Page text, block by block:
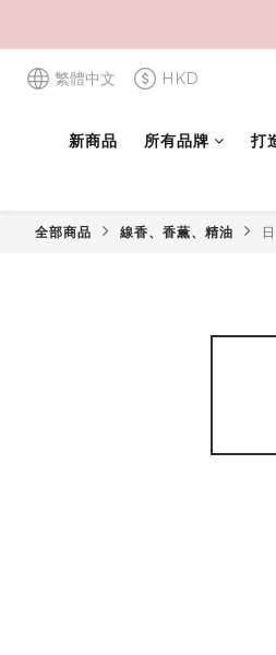
繁體中文 HKD
新商品 所有品牌 打
全部商品 線香、香薫、精油